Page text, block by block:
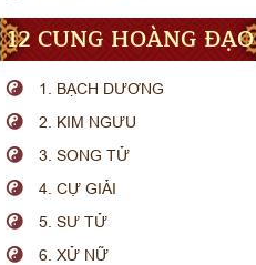
12 CUNG HOÀNG ĐẠO
1. BẠCH DƯƠNG
2. KIM NGƯU
3. SONG TỬ
4. CỰ GIẢI
5. SƯ TỬ
6. XỬ NỮ